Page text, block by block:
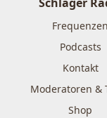
Frequenzen
Podcasts
Kontakt
Moderatoren &
Shop